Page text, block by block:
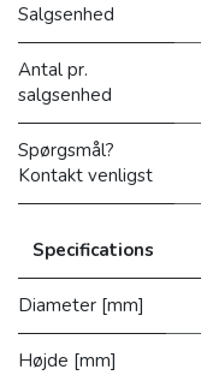
Salgsenhed
Antal pr.
salgsenhed
Spørgsmål?
Kontakt venligst
Specifications
Diameter [mm]
Højde [mm]